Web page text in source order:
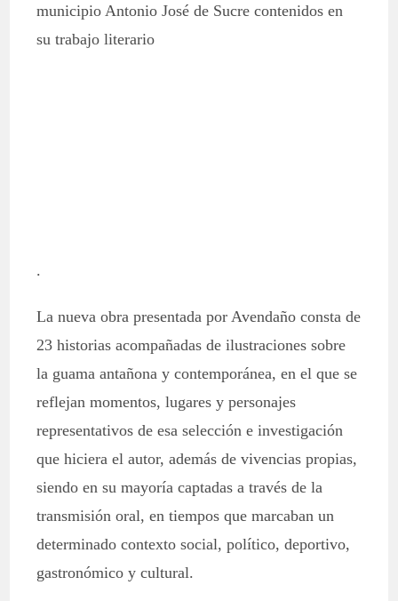
municipio Antonio José de Sucre contenidos en
su trabajo literario
.
La nueva obra presentada por Avendaño consta de
23 historias acompañadas de ilustraciones sobre
la guama antañona y contemporánea, en el que se
reflejan momentos, lugares y personajes
representativos de esa selección e investigación
que hiciera el autor, además de vivencias propias,
siendo en su mayoría captadas a través de la
transmisión oral, en tiempos que marcaban un
determinado contexto social, político, deportivo,
gastronómico y cultural.